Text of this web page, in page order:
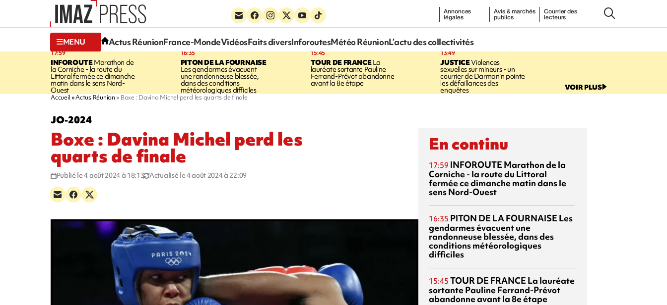
Annonces
légales
Avis & marchés
publics
Courrier des
lecteurs
MENU Actus RéunionFrance-MondeVidéosFaits diversInforoutesMétéo RéunionL’actu des collectivités
17:59
INFOROUTEMarathon de
la Corniche - la route du
Littoral fermée ce dimanche
matin dans le sens Nord-
Ouest
16:35
PITON DE LA FOURNAISE
Les gendarmes évacuent
une randonneuse blessée,
dans des conditions
météorologiques difficiles
15:45
TOUR DE FRANCELa
lauréate sortante Pauline
Ferrand-Prévot abandonne
avant la 8e étape
13:49
JUSTICEViolences
sexuelles sur mineurs - un
courrier de Darmanin pointe
les défaillances des
enquêtes VOIR PLUS
Accueil Actus Réunion Boxe : Davina Michel perd les quarts de finale
JO-2024
Boxe : Davina Michel perd les
quarts de finale
Publié le 4 août 2024 à 18:13 Actualisé le 4 août 2024 à 22:09
En continu
17:59 INFOROUTE Marathon de la
Corniche - la route du Littoral
fermée ce dimanche matin dans le
sens Nord-Ouest
16:35 PITON DE LA FOURNAISE Les
gendarmes évacuent une
randonneuse blessée, dans des
conditions météorologiques
difficiles
15:45 TOUR DE FRANCE La lauréate
sortante Pauline Ferrand-Prévot
abandonne avant la 8e étape